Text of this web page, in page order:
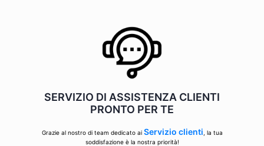
SERVIZIO DI ASSISTENZA CLIENTI
PRONTO PER TE
Grazie al nostro di team dedicato ai Servizio clienti , la tua
soddisfazione è la nostra priorità!